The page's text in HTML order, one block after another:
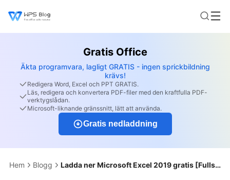
Gratis Office
Äkta programvara, lagligt GRATIS - ingen sprickbildning
krävs!
Redigera Word, Excel och PPT GRATIS.
Läs, redigera och konvertera PDF-filer med den kraftfulla PDF-
verktygslådan.
Microsoft-liknande gränssnitt, lätt att använda.
Gratis nedladdning
Hem Blogg Ladda ner Microsoft Excel 2019 gratis [Fullständig version]